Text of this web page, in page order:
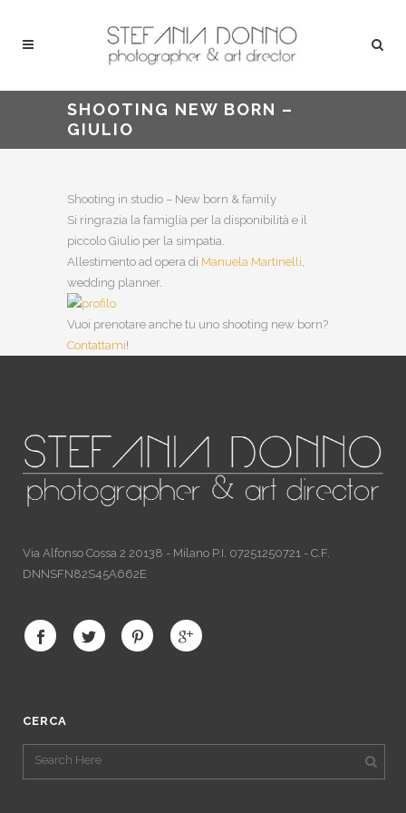
SHOOTING NEW BORN –
GIULIO
Shooting in studio – New born & family
Si ringrazia la famiglia per la disponibilità e il
piccolo Giulio per la simpatia.
Allestimento ad opera di Manuela Martinelli,
wedding planner.
Vuoi prenotare anche tu uno shooting new born?
Contattami!
Via Alfonso Cossa 2 20138 - Milano P.I. 07251250721 - C.F.
DNNSFN82S45A662E
CERCA